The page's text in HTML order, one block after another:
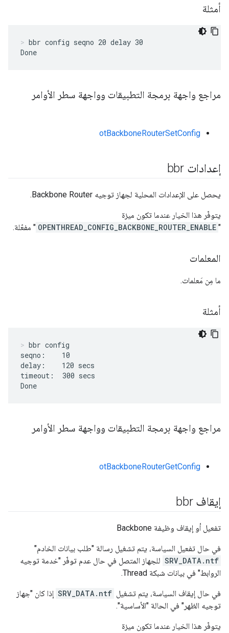
أمثلة
bbr config seqno 20 delay 30
Done
مراجع واجهة برمجة التطبيقات وواجهة سطر الأوامر
otBackboneRouterSetConfig
إعدادات bbr
يحصل على الإعدادات المحلية لجهاز توجيه Backbone Router.
يتوفّر هذا الخيار عندما تكون ميزة
"
OPENTHREAD_CONFIG_BACKBONE_ROUTER_ENABLE " مفعّلة.
المعلمات
ما مِن مَعلمات.
أمثلة
bbr config
seqno:    10
delay:    120 secs
timeout:  300 secs
Done
مراجع واجهة برمجة التطبيقات وواجهة سطر الأوامر
otBackboneRouterGetConfig
إيقاف bbr
تفعيل أو إيقاف وظيفة Backbone
في حال تفعيل السياسة، يتم تشغيل رسالة "طلب بيانات الخادم"
SRV_DATA.ntf للجهاز المتصل في حال عدم توفّر "خدمة توجيه
الروابط" في بيانات شبكة Thread.
في حال إيقاف السياسة، يتم تشغيل SRV_DATA.ntf إذا كان "جهاز
توجيه الظهر" في الحالة "الأساسية".
يتوفّر هذا الخيار عندما تكون ميزة